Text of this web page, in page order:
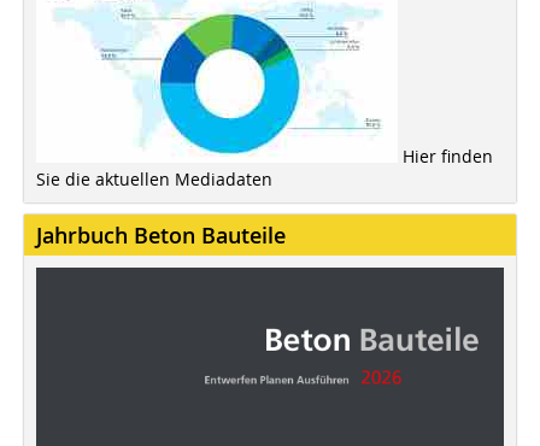
Hier finden
Sie die aktuellen Mediadaten
Jahrbuch Beton Bauteile